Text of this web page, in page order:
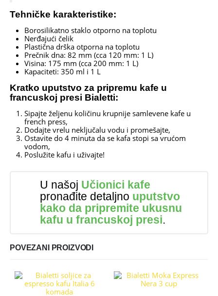
Tehničke karakteristike:
Borosilikatno staklo otporno na toplotu
Nerđajući čelik
Plastična drška otporna na toplotu
Prečnik dna: 82 mm (cca 120 mm: 1 L)
Visina: 175 mm (cca 200 mm: 1 L)
Kapaciteti: 350 ml i 1 L
Kratko uputstvo za pripremu kafe u
francuskoj presi Bialetti:
Sipajte željenu količinu krupnije samlevene kafe u
french press,
Dodajte vrelu neključalu vodu i promešajte,
Ostavite do 4 minuta da se kafa stopi sa vrućom
vodom,
Poslužite kafu i uživajte!
U našoj Učionici kafe
pronađite detaljno uputstvo
kako da pripremite ukusnu
kafu u francuskoj presi.
POVEZANI PROIZVODI